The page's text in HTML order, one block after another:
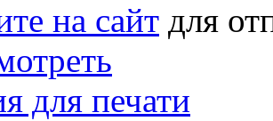
на сайт для
для печати